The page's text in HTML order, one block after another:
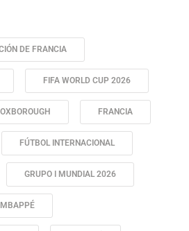
DE FRANCIA
FIFA WORLD CUP 2026
FRANCIA
FÚTBOL INTERNACIONAL
GRUPO I MUNDIAL 2026